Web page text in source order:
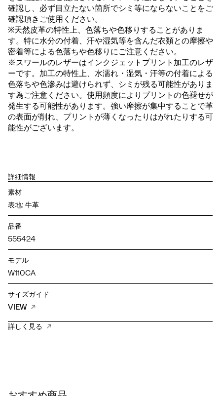
確認し、必ず目立たない箇所でシミ等にならないことをご
確認頂きご使用ください。
※天然皮革の特性上、色落ちや色移りすることがありま
す。特に水分の付着、汗や湿気等を含んだ衣類との摩擦や
密着等による色落ちや色移りにご注意ください。
※スワールのレザーはインクジェットプリント加工のレザ
ーです。加工の特性上、水濡れ・湿気・汗等の付着による
色落ちや色滲みは避けられず、シミが残る可能性がありま
す為ご注意ください。使用頻度によりプリントの色褪せが
発生する可能性があります。強い摩擦が集中することで革
の表面が削れ、プリントが薄くなったりはがれたりする可
能性がございます。
詳細情報
素材
表地: 牛革
品番
555424
モデル
W110CA
サイズガイド
VIEW
詳しく見る